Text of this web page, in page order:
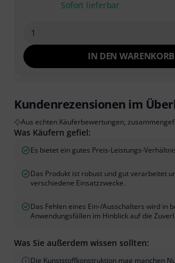
Sofort lieferbar
1
IN DEN WARENKORB
Kundenrezensionen im
Aus echten Käuferbewertungen,
Was Käufern gefiel:
Es bietet ein gutes Preis-Leistungs-
Das Produkt ist robust und gut verarbeitet
verschiedene Einsatzzwecke.
Das Fehlen eines Ein-/Ausschalters wird in
Anwendungsfällen im Hinblick auf die
Was Sie außerdem wissen sollten:
Die Kunststoffkonstruktion mag manchen